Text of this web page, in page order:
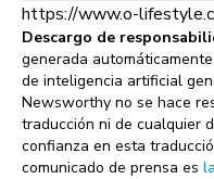
https://www.o-
Descargo de
generada
de inteligencia artificial
Newsworthy no se hace
traducción ni de cualquier
confianza en esta
comunicado de prensa es